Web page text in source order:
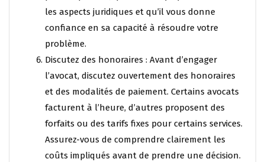
les aspects juridiques et qu’il vous donne
confiance en sa capacité à résoudre votre
problème.
Discutez des honoraires : Avant d’engager
l’avocat, discutez ouvertement des honoraires
et des modalités de paiement. Certains avocats
facturent à l’heure, d’autres proposent des
forfaits ou des tarifs fixes pour certains services.
Assurez-vous de comprendre clairement les
coûts impliqués avant de prendre une décision.